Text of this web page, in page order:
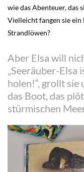
wie das Abenteuer, das
Vielleicht fangen sie ein
Strandlöwen?
Aber Elsa will
„Seeräuber-Elsa
holen!“, grollt
das Boot, das
stürmischen